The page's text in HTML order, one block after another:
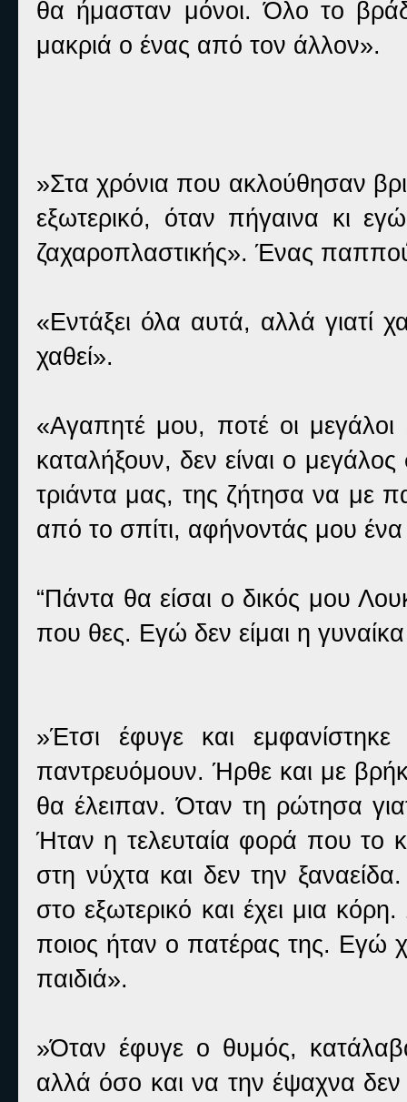
θα ήμασταν μόνοι. Όλο το
μακριά ο ένας από τον άλλον».
»Στα χρόνια που ακλούθησαν
εξωτερικό, όταν πήγαινα κι
ζαχαροπλαστικής». Ένας
«Εντάξει όλα αυτά, αλλά γιατί
χαθεί».
«Αγαπητέ μου, ποτέ οι
καταλήξουν, δεν είναι ο
τριάντα μας, της ζήτησα να με
από το σπίτι, αφήνοντάς μου
“Πάντα θα είσαι ο δικός μου
που θες. Εγώ δεν είμαι η
»Έτσι έφυγε και
παντρευόμουν. Ήρθε και με
θα έλειπαν. Όταν τη ρώτησα
Ήταν η τελευταία φορά που το
στη νύχτα και δεν την
στο εξωτερικό και έχει μια
ποιος ήταν ο πατέρας της. Εγώ
παιδιά».
»Όταν έφυγε ο θυμός,
αλλά όσο και να την έψαχνα